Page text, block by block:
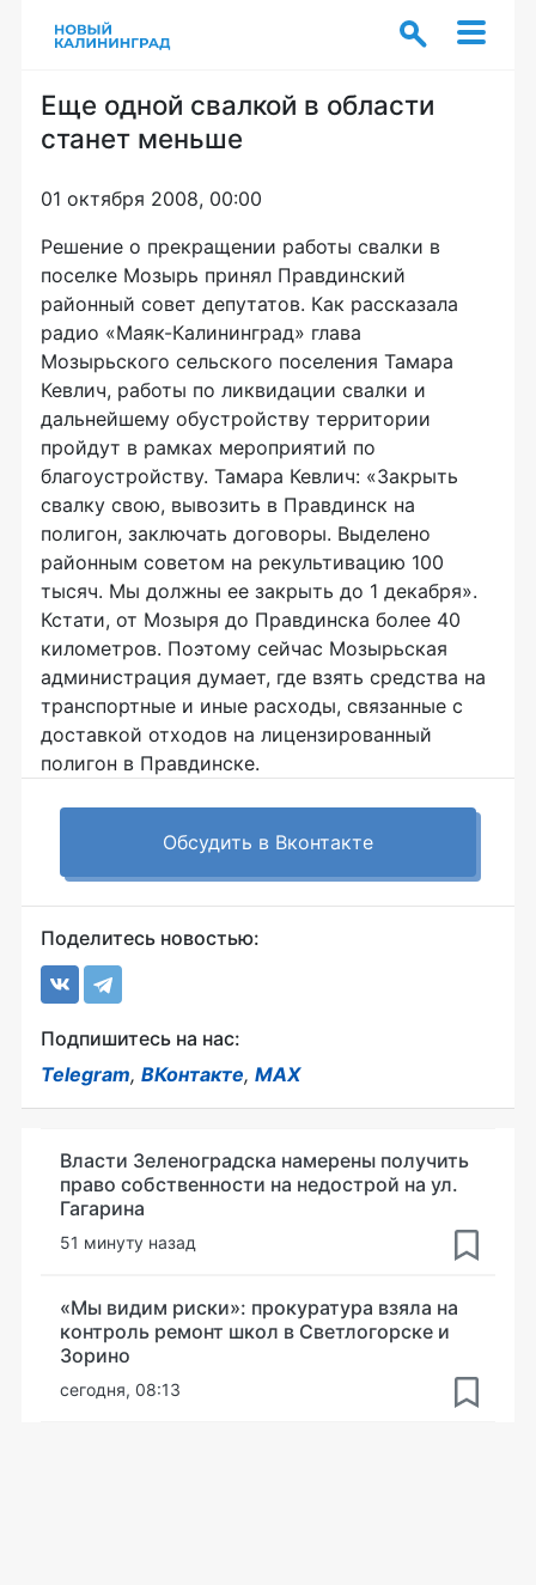
Еще одной свалкой в области
станет меньше
01 октября 2008, 00:00
Решение о прекращении работы свалки в
поселке Мозырь принял Правдинский
районный совет депутатов. Как рассказала
радио «Маяк-Калининград» глава
Мозырьского сельского поселения Тамара
Кевлич, работы по ликвидации свалки и
дальнейшему обустройству территории
пройдут в рамках мероприятий по
благоустройству. Тамара Кевлич: «Закрыть
свалку свою, вывозить в Правдинск на
полигон, заключать договоры. Выделено
районным советом на рекультивацию 100
тысяч. Мы должны ее закрыть до 1 декабря».
Кстати, от Мозыря до Правдинска более 40
километров. Поэтому сейчас Мозырьская
администрация думает, где взять средства на
транспортные и иные расходы, связанные с
доставкой отходов на лицензированный
полигон в Правдинске.
Обсудить в Вконтакте
Поделитесь новостью:
Подпишитесь на нас:
Telegram, ВКонтакте, MAX
Власти Зеленоградска намерены получить
право собственности на недострой на ул.
Гагарина
51 минуту назад
«Мы видим риски»: прокуратура взяла на
контроль ремонт школ в Светлогорске и
Зорино
сегодня, 08:13